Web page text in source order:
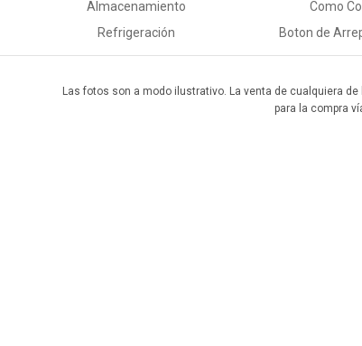
Almacenamiento
Refrigeración
Como
Boton de
Las fotos son a modo ilustrativo. La venta de cualquiera
para la compra